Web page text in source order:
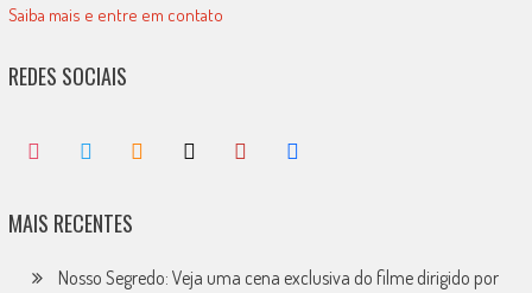
Saiba mais e entre em contato
REDES SOCIAIS
MAIS RECENTES
Nosso Segredo: Veja uma cena exclusiva do filme dirigido por